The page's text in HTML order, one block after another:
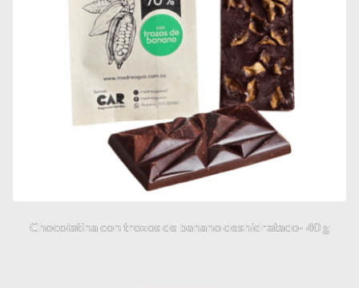
Chocolatina con trozos de banano deshidratado- 40 g